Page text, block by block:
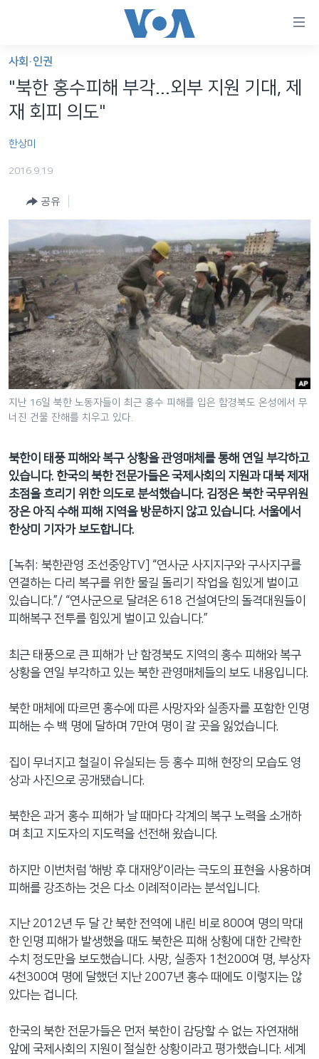
가
능
링
인
로
이
동
메
인
네
비
게
이
션
으
이
동
검
색
으
이
등
세계
라디오
프로그램
주파수 안내
언어 선택
사회·인권
"북한 홍수피해 부각...외부 지원 기대, 제
재 회피 의도"
한상미
2016.9.19
공유
지난 16일 북한 노동자들이 최근 홍수 피해를 입은 함경북도 온성에서 무
너진 건물 잔해를 치우고 있다.
북한이 태풍 피해와 복구 상황을 관영매체를 통해 연일 부각하고
있습니다. 한국의 북한 전문가들은 국제사회의 지원과 대북 제재
초점을 흐리기 위한 의도로 분석했습니다. 김정은 북한 국무위원
장은 아직 수해 피해 지역을 방문하지 않고 있습니다. 서울에서
한상미 기자가 보도합니다.
[녹취: 북한관영 조선중앙TV] “연사군 사지지구와 구사지구를
연결하는 다리 복구를 위한 물길 돌리기 작업을 힘있게 벌이고
있습니다.”/ “연사군으로 달려온 618 건설여단의 돌격대원들이
피해복구 전투를 힘있게 벌이고 있습니다.”
최근 태풍으로 큰 피해가 난 함경북도 지역의 홍수 피해와 복구
상황을 연일 부각하고 있는 북한 관영매체들의 보도 내용입니다.
북한 매체에 따르면 홍수에 따른 사망자와 실종자를 포함한 인명
피해는 수 백 명에 달하며 7만여 명이 갈 곳을 잃었습니다.
집이 무너지고 철길이 유실되는 등 홍수 피해 현장의 모습도 영
상과 사진으로 공개됐습니다.
북한은 과거 홍수 피해가 날 때마다 각계의 복구 노력을 소개하
며 최고 지도자의 지도력을 선전해 왔습니다.
하지만 이번처럼 ‘해방 후 대재앙’이라는 극도의 표현을 사용하며
피해를 강조하는 것은 다소 이례적이라는 분석입니다.
지난 2012년 두 달 간 북한 전역에 내린 비로 800여 명의 막대
한 인명 피해가 발생했을 때도 북한은 피해 상황에 대한 간략한
수치 정도만을 보도했습니다. 사망, 실종자 1천200여 명, 부상자
4천300여 명에 달했던 지난 2007년 홍수 때에도 이렇지는 않
았다는 겁니다.
한국의 북한 전문가들은 먼저 북한이 감당할 수 없는 자연재해
앞에 국제사회의 지원이 절실한 상황이라고 평가했습니다. 세계